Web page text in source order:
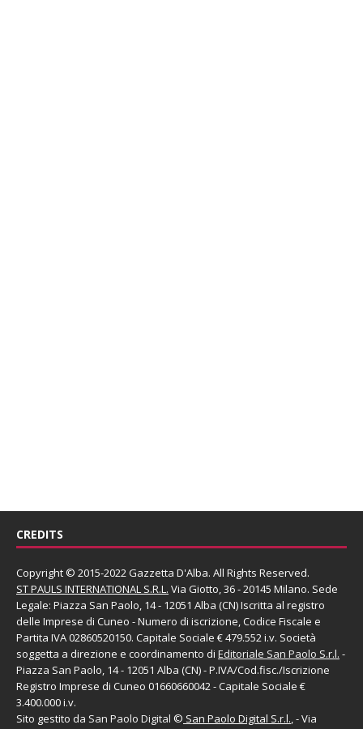
CREDITS
Copyright © 2015-2022 Gazzetta D'Alba. All Rights Reserved.
ST PAULS INTERNATIONAL S.R.L. Via Giotto, 36 - 20145 Milano. Sede
Legale: Piazza San Paolo, 14 - 12051 Alba (CN) Iscritta al registro
delle Imprese di Cuneo - Numero di iscrizione, Codice Fiscale e
Partita IVA 02860520150. Capitale Sociale € 479.552 i.v. Società
soggetta a direzione e coordinamento di Editoriale San Paolo S.r.l. -
Piazza San Paolo, 14 - 12051 Alba (CN) - P.IVA/Cod.fisc./Iscrizione
Registro Imprese di Cuneo 01660660042 - Capitale Sociale €
3.400.000 i.v.
Sito gestito da San Paolo Digital © San Paolo Digital S.r.l., - Via